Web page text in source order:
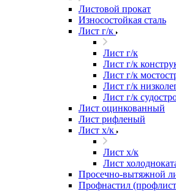
Листовой прокат
Износостойкая сталь
Лист г/к
Лист г/к
Лист г/к
Лист г/к
Лист г/к
Лист г/к
Лист оцинкованный
Лист рифленый
Лист х/к
Лист х/к
Лист
Просечно-вытяжной
Профнастил